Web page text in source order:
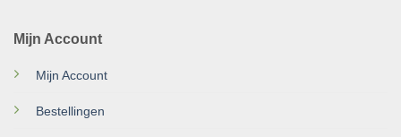
Mijn Account
Mijn Account
Bestellingen